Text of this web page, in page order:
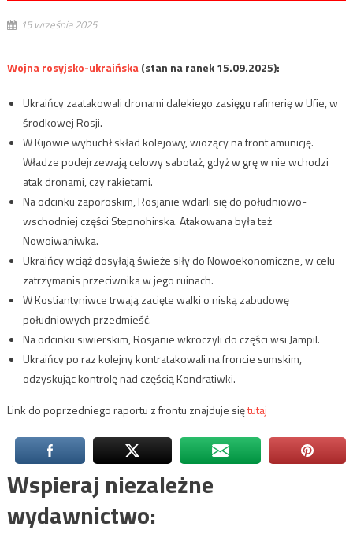
15 września 2025
Wojna rosyjsko-ukraińska(stan na ranek 15.09.2025):
Ukraińcy zaatakowali dronami dalekiego zasięgu rafinerię w Ufie, w
środkowej Rosji.
W Kijowie wybuchł skład kolejowy, wiozący na front amunicję.
Władze podejrzewają celowy sabotaż, gdyż w grę w nie wchodzi
atak dronami, czy rakietami.
Na odcinku zaporoskim, Rosjanie wdarli się do południowo-
wschodniej części Stepnohirska. Atakowana była też
Nowoiwaniwka.
Ukraińcy wciąż dosyłają świeże siły do Nowoekonomiczne, w celu
zatrzymanis przeciwnika w jego ruinach.
W Kostiantyniwce trwają zacięte walki o niską zabudowę
południowych przedmieść.
Na odcinku siwierskim, Rosjanie wkroczyli do części wsi Jampil.
Ukraińcy po raz kolejny kontratakowali na froncie sumskim,
odzyskując kontrolę nad częścią Kondratiwki.
Link do poprzedniego raportu z frontu znajduje siętutaj
Wspieraj niezależne
wydawnictwo: